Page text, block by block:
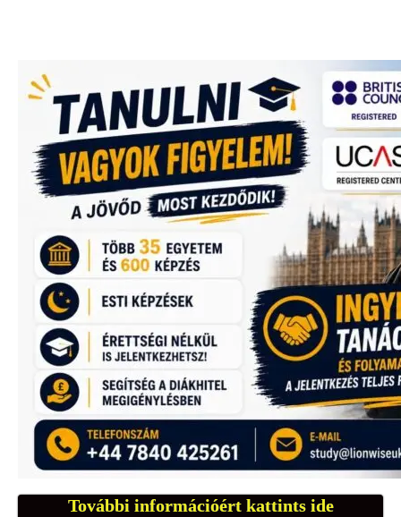
További információért kattints ide